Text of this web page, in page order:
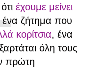
έχουμε μείνει
ζήτημα που
κορίτσια, ένα
όλη τους
πρώτη